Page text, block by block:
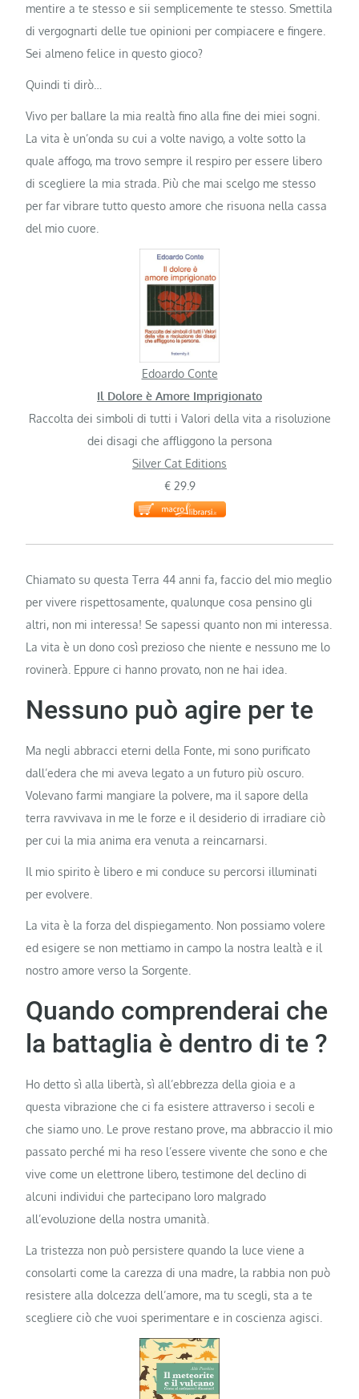
mentire a te stesso e sii semplicemente te stesso. Smettila
di vergognarti delle tue opinioni per compiacere e fingere.
Sei almeno felice in questo gioco?
Quindi ti dirò…
Vivo per ballare la mia realtà fino alla fine dei miei sogni.
La vita è un’onda su cui a volte navigo, a volte sotto la
quale affogo, ma trovo sempre il respiro per essere libero
di scegliere la mia strada. Più che mai scelgo me stesso
per far vibrare tutto questo amore che risuona nella cassa
del mio cuore.
Edoardo Conte
Il Dolore è Amore Imprigionato
Raccolta dei simboli di tutti i Valori della vita a risoluzione
dei disagi che affliggono la persona
Silver Cat Editions
€ 29.9
Chiamato su questa Terra 44 anni fa, faccio del mio meglio
per vivere rispettosamente, qualunque cosa pensino gli
altri, non mi interessa! Se sapessi quanto non mi interessa.
La vita è un dono così prezioso che niente e nessuno me lo
rovinerà. Eppure ci hanno provato, non ne hai idea.
Nessuno può agire per te
Ma negli abbracci eterni della Fonte, mi sono purificato
dall’edera che mi aveva legato a un futuro più oscuro.
Volevano farmi mangiare la polvere, ma il sapore della
terra ravvivava in me le forze e il desiderio di irradiare ciò
per cui la mia anima era venuta a reincarnarsi.
Il mio spirito è libero e mi conduce su percorsi illuminati
per evolvere.
La vita è la forza del dispiegamento. Non possiamo volere
ed esigere se non mettiamo in campo la nostra lealtà e il
nostro amore verso la Sorgente.
Quando comprenderai che
la battaglia è dentro di te ?
Ho detto sì alla libertà, sì all’ebbrezza della gioia e a
questa vibrazione che ci fa esistere attraverso i secoli e
che siamo uno. Le prove restano prove, ma abbraccio il mio
passato perché mi ha reso l’essere vivente che sono e che
vive come un elettrone libero, testimone del declino di
alcuni individui che partecipano loro malgrado
all’evoluzione della nostra umanità.
La tristezza non può persistere quando la luce viene a
consolarti come la carezza di una madre, la rabbia non può
resistere alla dolcezza dell’amore, ma tu scegli, sta a te
scegliere ciò che vuoi sperimentare e in coscienza agisci.